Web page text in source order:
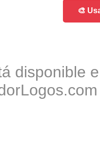
🎨
disponible